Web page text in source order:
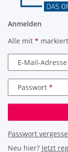
Anmelden
Alle mit *
E-Mail-Adresse
Passwort
Passwort
Neu hier? Jetzt